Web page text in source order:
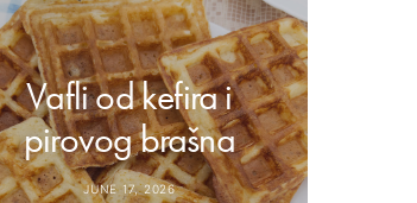
Vafli od kefira i
pirovog brašna
JUNE 17, 2026